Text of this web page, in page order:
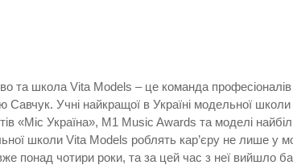
та школа Vita Models – це команда
Савчук. Учні найкращої в Україні модельної
«Міс Україна», M1 Music Awards та моделі
школи Vita Models роблять кар’єру не лише у
понад чотири роки, та за цей час з неї вийшло